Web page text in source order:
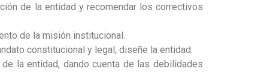
de la entidad y recomendar los correctivos
de la misión institucional.
constitucional y legal, diseñe la entidad.
la entidad, dando cuenta de las debilidades